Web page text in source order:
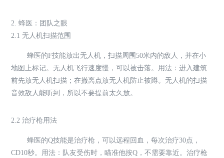
2. 蜂医：团队之眼
2.1 无人机扫描范围
蜂医的F技能放出无人机，扫描周围50米内的敌人，并在小
地图上标记。无人机飞行速度慢，可以被击落。用法：进入建筑
前先放无人机扫描；在撤离点放无人机防止被蹲。无人机的扫描
音效敌人能听到，所以不要提前太久放。
2.2 治疗枪用法
蜂医的Q技能是治疗枪，可以远程回血，每次治疗30点，
CD10秒。用法：队友受伤时，瞄准他按Q，不需要靠近。治疗枪